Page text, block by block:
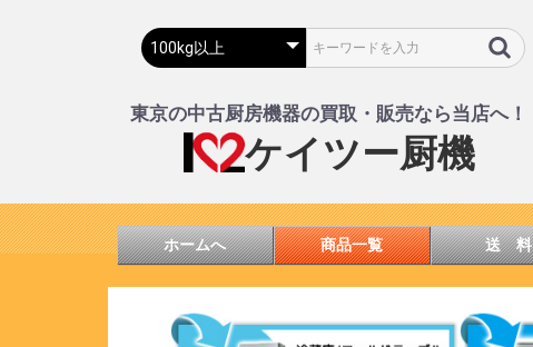
東京の中古厨房機器の買取・販売なら当店へ！
ケイツー厨機
ホームへ 商品一覧 送 料